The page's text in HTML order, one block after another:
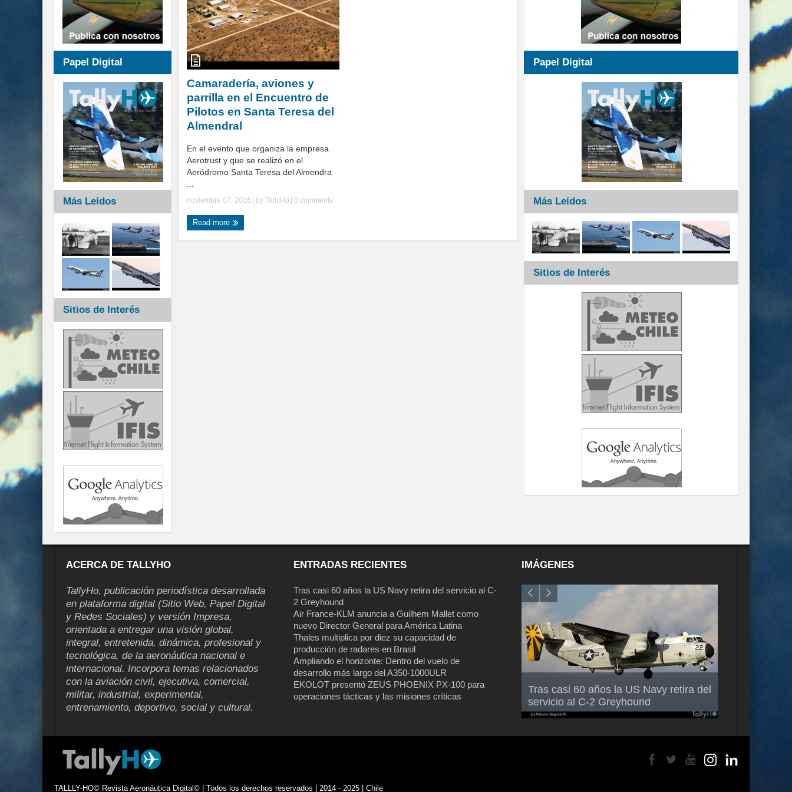
Camaradería, aviones y
parrilla en el Encuentro de
Pilotos en Santa Teresa del
Almendral
En el evento que organiza la empresa
Aerotrust y que se realizó en el
Aeródromo Santa Teresa del Almendra
...
noviembre 07, 2016 | by TallyHo 0 comments
Read more
Papel Digital
Más Leídos
Sitios de Interés
Papel Digital
Más Leídos
Sitios de Interés
ACERCA DE TALLYHO
TallyHo, publicación periodística desarrollada
en plataforma digital (Sitio Web, Papel Digital
y Redes Sociales) y versión Impresa,
orientada a entregar una visión global,
integral, entretenida, dinámica, profesional y
tecnológica, de la aeronáutica nacional e
internacional. Incorpora temas relacionados
con la aviación civil, ejecutiva, comercial,
militar, industrial, experimental,
entrenamiento, deportivo, social y cultural.
ENTRADAS RECIENTES
Tras casi 60 años la US Navy retira del servicio al C-
2 Greyhound
Air France-KLM anuncia a Guilhem Mallet como
nuevo Director General para América Latina
Thales multiplica por diez su capacidad de
producción de radares en Brasil
Ampliando el horizonte: Dentro del vuelo de
desarrollo más largo del A350-1000ULR
EKOLOT presentó ZEUS PHOENIX PX-100 para
operaciones tácticas y las misiones críticas
IMÁGENES
Tras casi 60 años la US Navy retira del
servicio al C-2 Greyhound
Air France-KLM anuncia a Guilhem
Mallet como nuevo Director General
para América Latina
TALLLY-HO© Revista Aeronáutica Digital© | Todos los derechos reservados | 2014 - 2025 | Chile